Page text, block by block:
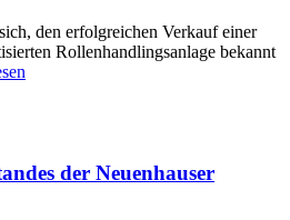
den erfolgreichen Verkauf einer
Rollenhandlingsanlage bekannt
der Neuenhauser